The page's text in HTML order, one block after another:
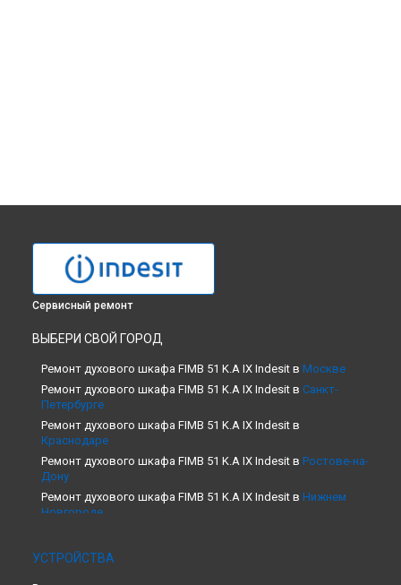
Сервисный ремонт
ВЫБЕРИ СВОЙ ГОРОД
Ремонт духового шкафа FIMB 51 K.A IX Indesit в Москве
Ремонт духового шкафа FIMB 51 K.A IX Indesit в Санкт-
Петербурге
Ремонт духового шкафа FIMB 51 K.A IX Indesit в
Краснодаре
Ремонт духового шкафа FIMB 51 K.A IX Indesit в Ростове-на-
Дону
Ремонт духового шкафа FIMB 51 K.A IX Indesit в Нижнем
Новгороде
Новосибирске
УСТРОЙСТВА